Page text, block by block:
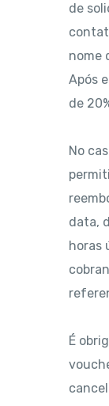
de
nome
Após
de
No
data,
horas
É